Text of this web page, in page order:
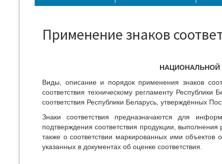
Применение знаков
НАЦИОНАЛЬНОЙ
Виды, описание и порядок применения знаков
соответствия техническому регламенту
соответствия Республики Беларусь, утверждённых
Знаки соответствия предназначаются для
подтверждения соответствия продукции,
также о соответствии маркированных ими объектов
указанных в документах об оценке соответствия.